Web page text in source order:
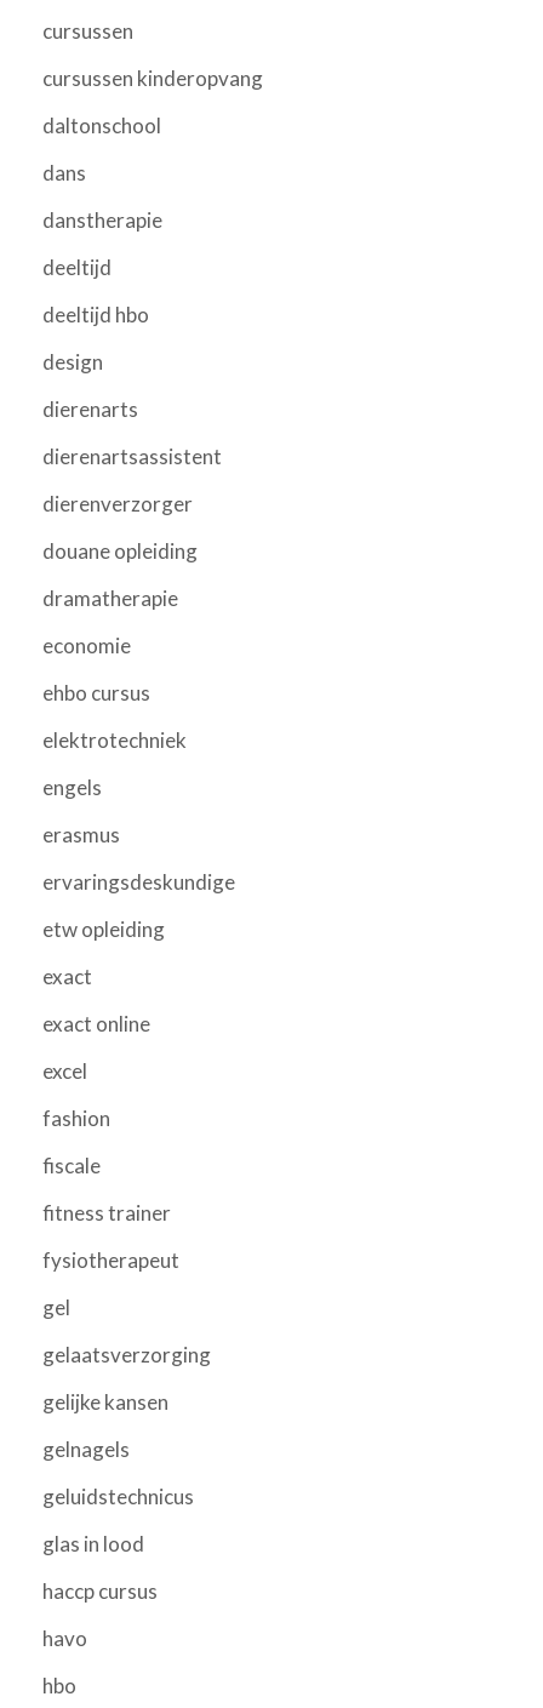
cursussen
cursussen kinderopvang
daltonschool
dans
danstherapie
deeltijd
deeltijd hbo
design
dierenarts
dierenartsassistent
dierenverzorger
douane opleiding
dramatherapie
economie
ehbo cursus
elektrotechniek
engels
erasmus
ervaringsdeskundige
etw opleiding
exact
exact online
excel
fashion
fiscale
fitness trainer
fysiotherapeut
gel
gelaatsverzorging
gelijke kansen
gelnagels
geluidstechnicus
glas in lood
haccp cursus
havo
hbo